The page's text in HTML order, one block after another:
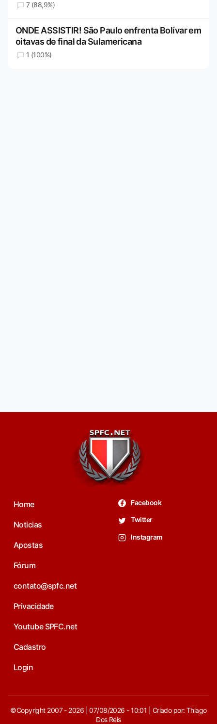
7 (88,9%)
ONDE ASSISTIR! São Paulo enfrenta Bolívar em
oitavas de final da Sulamericana
1 (100%)
Home
Noticias
Apostas
Fórum
contato@spfc.net
Privacidade
Youtube SPFC.net
Cadastro
Login
Facebook
Twitter
Instagram
©Copyright 2007 - 2026 | 07/08/2026 - 10:01 | Criado por: Thiago
Dos Reis